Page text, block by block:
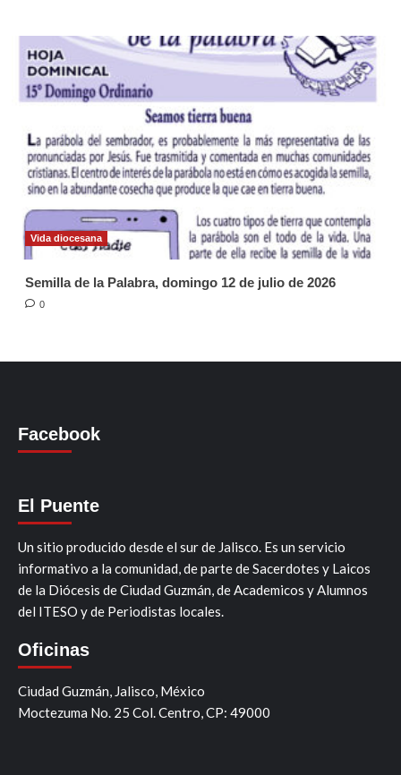
Vida diocesana
Semilla de la Palabra, domingo 12 de julio de 2026
0
Facebook
El Puente
Un sitio producido desde el sur de Jalisco. Es un servicio
informativo a la comunidad, de parte de Sacerdotes y Laicos
de la Diócesis de Ciudad Guzmán, de Academicos y Alumnos
del ITESO y de Periodistas locales.
Oficinas
Ciudad Guzmán, Jalisco, México
Moctezuma No. 25 Col. Centro, CP: 49000